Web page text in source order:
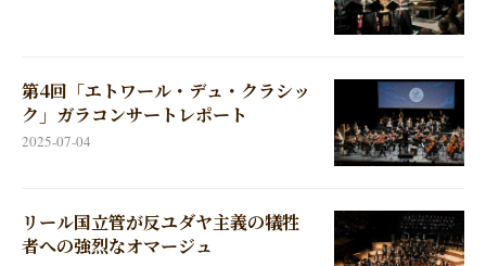
第4回「エトワール・デュ・クラシッ
ク」ガラコンサートレポート
2025-07-04
リール国立管が反ユダヤ主義の犠牲
者への強烈なオマージュ